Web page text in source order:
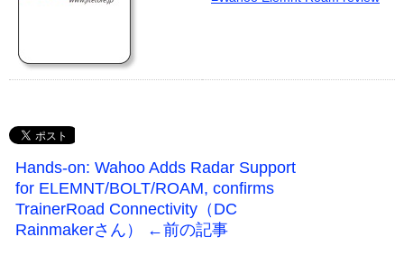
Hands-on: Wahoo Adds Radar Support
for ELEMNT/BOLT/ROAM, confirms
TrainerRoad Connectivity（DC
Rainmakerさん） ←前の記事